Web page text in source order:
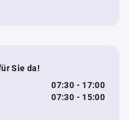
Sie da!
07:30 - 17:00
07:30 - 15:00